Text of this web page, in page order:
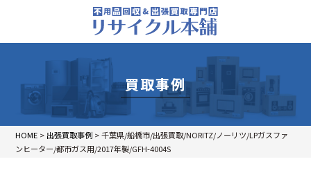
買取事例
HOME > 出張買取事例 >千葉県/船橋市/出張買取/NORITZ/ノーリツ/LPガスファ
ンヒーター/都市ガス用/2017年製/GFH-4004S